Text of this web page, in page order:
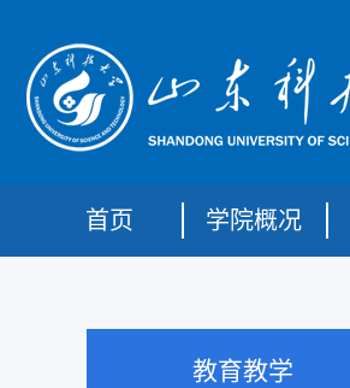
首页 学院概况
教育教学